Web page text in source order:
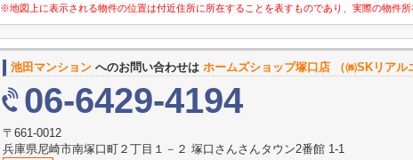
※地図上に表示される物件の位置は付近住所に所在することを表すものであり、実際の物件所
池田マンション へのお問い合わせは ホームズショップ塚口店 （㈱SKリアル
06-6429-4194
〒661-0012
兵庫県尼崎市南塚口町２丁目１－２ 塚口さんさんタウン2番館 1-1